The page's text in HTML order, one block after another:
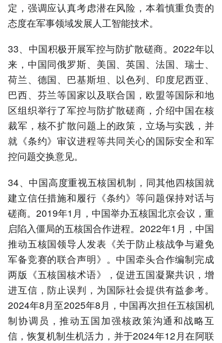
定，强调应认真考虑潜在风险，本着慎重负责的
态度在军事领域发展人工智能技术。
33、中国积极开展军控与防扩散磋商。2022年以
来，中国同俄罗斯、美国、英国、法国、瑞士、
荷兰、德国、巴基斯坦、以色列、印度尼西亚、
巴西、芬兰等国家以及联合国，欧盟等国际和地
区组织举行了军控与防扩散磋商，介绍中国在核
裁军，核不扩散问题上的政策，立场与实践，并
就《条约》审议进程等共同关心的国际安全和军
控问题交换意见。
34、中国高度重视五核国机制，同其他四核国就
建立信任措施和履行《条约》等问题保持对话与
磋商。2019年1月，中国举办五核国北京会议，重
启陷入僵局的五核国合作进程。2022年1月，中国
推动五核国领导人发表《关于防止核战争与避免
军备竞赛的联合声明》。中国牵头合作编制完成
两版《五核国核术语》，促进五国凝聚共识，增
进互信，防止误判，为国际社会提供有益参考。
2024年8月至2025年8月，中国再次担任五核国机
制协调员，推动五国加强核政策沟通和战略互
信，恢复机制生机活力，并于2024年12月在阿联